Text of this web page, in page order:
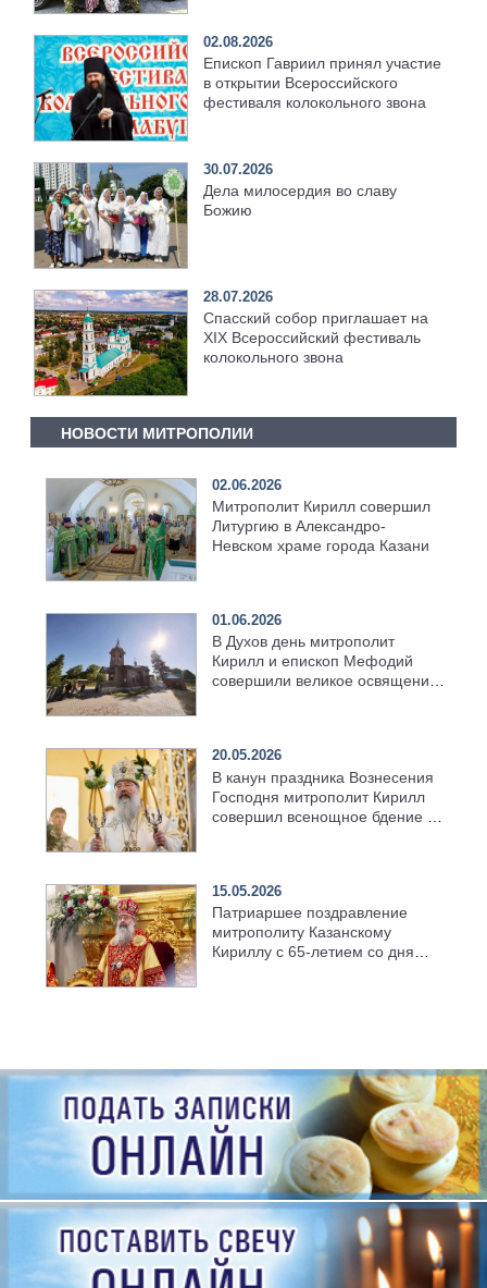
02.08.2026
Епископ Гавриил принял участие
в открытии Всероссийского
фестиваля колокольного звона
30.07.2026
Дела милосердия во славу
Божию
28.07.2026
Спасский собор приглашает на
XIX Всероссийский фестиваль
колокольного звона
НОВОСТИ МИТРОПОЛИИ
02.06.2026
Митрополит Кирилл совершил
Литургию в Александро-
Невском храме города Казани
01.06.2026
В Духов день митрополит
Кирилл и епископ Мефодий
совершили великое освящение
20.05.2026
В канун праздника Вознесения
Господня митрополит Кирилл
совершил всенощное бдение в
15.05.2026
Патриаршее поздравление
митрополиту Казанскому
Кириллу с 65-летием со дня